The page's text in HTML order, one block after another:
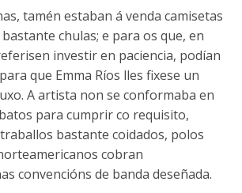
tamén estaban á venda camisetas
bastante chulas; e para os que, en
investir en paciencia, podían
que Emma Ríos lles fixese un
A artista non se conformaba en
para cumprir co requisito,
bastante coidados, polos
cobran
convencións de banda deseñada.